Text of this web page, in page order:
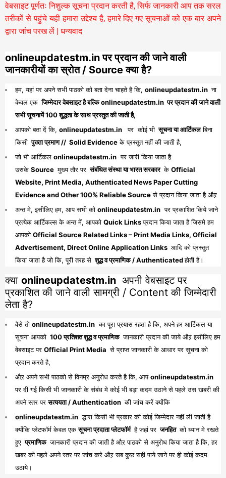
वेबसाइट पूर्णतः निशुल्क सूचना प्रदान करती है,सिर्फ जानकारी आप तक सरल
तरीकों से पहुंचे यही हमारा उद्देश्य है, हमारे दिए गए सूचनाओं को एक बार अपने
द्वारा जांच परख लें | धन्यवाद
onlineupdatestm.in पर प्रदान की जाने वाली
जानकारीयों का स्रोत / Source क्या है?
हम, यहां पर अपने सभी पाठको को बता देना चाहते है कि, onlineupdatestm.in ना
केवल एक जिम्मेदार वेबसाइट है बल्कि onlineupdatestm.in पर प्रदान की जाने वाली
सभी सूचनायें 100 शुद्धता के साथ प्रस्तुत की जाती है,
आपको बता दें कि, onlineupdatestm.in पर कोई भी सूचना या आर्टिकलबिना
किसी पुख्ता प्रमाण // Solid Evidenceके प्रस्तुत नहीं की जाती है,
जो भी आर्टिकल onlineupdatestm.in पर जारी किया जाता है
उसके Source मुख्य तौर पर संबंधित संस्था या भारत सरकार के Official
Website, Print Media, Authenticated News Paper Cutting
Evidence and Other 100% Reliable Sourceसे प्रदान किया जाता है औऱ
अन्त मे, इसीलिए हम, आप सभी को onlineupdatestm.in पर प्रकाशित किये जाने
प्रत्येक आर्टिकल्स के अन्त में, आपको Quick Linksप्रदान किया जाता है जिसमे हम
आपको Official Source Related Links – Print Media Links, Official
Advertisement, Direct Online Application Links आदि को प्रस्तुत
किया जाता है जो कि, पूरी तरह से शुद्ध व प्रमाणिक / Authenticatedहोती है।
क्या onlineupdatestm.in अपनी वेबसाइट पर
प्रकाशित की जाने वाली सामग्री / Content की जिम्मेदारी
लेता है?
वैसे तो onlineupdatestm.in का पूरा प्रयास रहता है कि, अपने हर आर्टिकल या
सूचना आपको 100 प्रतिशत शुद्ध व प्रमाणिक जानकारी प्रदान की जाये औऱ इसीलिए हम
वेबसाइट पर Official Print Media से प्राप्त जानकारी के आधार पर सूचना को
प्रदान करते है,
औऱ अपने सभी पाठको से विनम्र अनुरोध करते है कि, आपonlineupdatestm.in
पर दी गई किसी भी जानकारी के संबंध मे कोई भी बड़ा कदम उठाने से पहले उस खबरी की
अपने स्तर परसत्ययता / Authentication की जांच करें क्योंकि
onlineupdatestm.in द्धारा किसी भी प्रकार की कोई जिम्मेदार नहीं ली जाती है
क्योंकि प्लेटफॉर्म केवल एकसूचना प्रदाता प्लेटफॉर्म है जहां पर जनहित को ध्यान मे रखते
हुए प्रमाणिक जानकारी प्रदान की जाती है औऱ पाठको से अनुरोध किया जाता है कि, हर
खबर की पहले अपने स्तर पर जांच करे औऱ सब कुछ सही पाये जाने पर ही कोई कदम
उठाये।